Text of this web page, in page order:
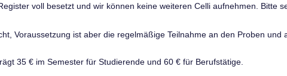
voll besetzt und wir können keine weiteren Celli aufnehmen. Bitte
Voraussetzung ist aber die regelmäßige Teilnahme an den Proben und
35 € im Semester für Studierende und 60 € für Berufstätige.